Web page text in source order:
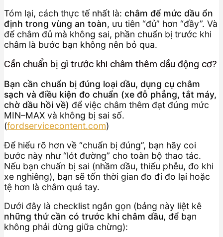
Tóm lại, cách thực tế nhất là: châm để mức dầu ổn
định trong vùng an toàn, ưu tiên “đủ” hơn “đầy”. Và
để châm đủ mà không sai, phần chuẩn bị trước khi
châm là bước bạn không nên bỏ qua.
Cần chuẩn bị gì trước khi châm thêm dầu động cơ?
Bạn cần chuẩn bị đúng loại dầu, dụng cụ châm
sạch và điều kiện đo chuẩn (xe đỗ phẳng, tắt máy,
chờ dầu hồi về) để việc châm thêm đạt đúng mức
MIN–MAX và không bị sai số.
(fordservicecontent.com)
Để hiểu rõ hơn về “chuẩn bị đúng”, bạn hãy coi
bước này như “lót đường” cho toàn bộ thao tác.
Nếu bạn chuẩn bị sai (nhầm dầu, thiếu phễu, đo khi
xe nghiêng), bạn sẽ tốn thời gian đo đi đo lại hoặc
tệ hơn là châm quá tay.
Dưới đây là checklist ngắn gọn (bảng này liệt kê
những thứ cần có trước khi châm dầu, để bạn
không phải dừng giữa chừng):